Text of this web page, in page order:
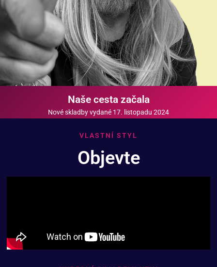
Naše cesta začala
Nové skladby vydané 17. listopadu 2024
VLASTNÍ STYL
Objevte